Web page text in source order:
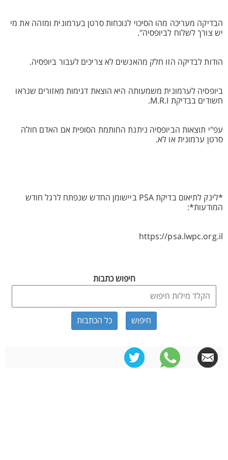
הבדיקה מעריכה מהו הסיכוי לנוכחות סרטן בערמונית ומזהה את מי
יש צורך לשלוח לביופסיה".
הודות לבדיקה הזו חלק מהאנשים לא צריכים לעבור ביופסיה.
ביופסיה לערמונית משמעותה היא הוצאת דגימות מאזורים שנראו
חשודים בבדיקת M.R.I.
עפ"י תוצאות הביופסיה ניתנת החותמת הסופית אם האדם חולה
סרטן ערמונית או לא.
*לינק לתיאום בדיקת PSA ביישומן החדש שנפתח לרגל חודש
המודעות*:
https://psa.lwpc.org.il
חיפוש כתבות
כל הכתבות